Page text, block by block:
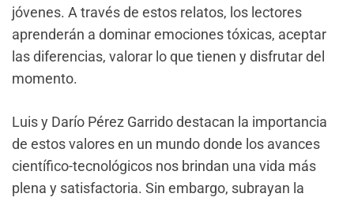
jóvenes. A través de estos relatos, los lectores
aprenderán a dominar emociones tóxicas, aceptar
las diferencias, valorar lo que tienen y disfrutar del
momento.
Luis y Darío Pérez Garrido destacan la importancia
de estos valores en un mundo donde los avances
científico-tecnológicos nos brindan una vida más
plena y satisfactoria. Sin embargo, subrayan la